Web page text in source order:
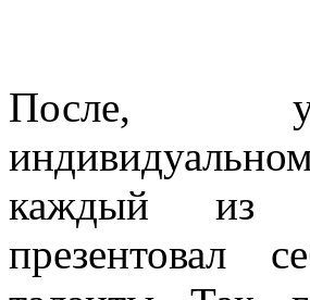
После,
каждый из
презентовал